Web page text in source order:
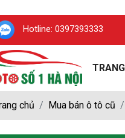
Hotline: 0397393333
chủ Mua bán ô tô cũ